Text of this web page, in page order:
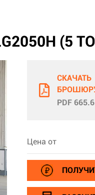
(5
СКАЧАТЬ
PDF
Цена от